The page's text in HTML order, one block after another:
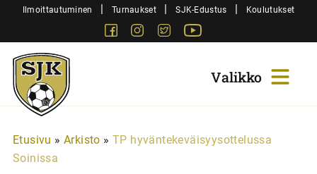
SiirryIlmoittautuminen | Turnaukset | SJK-Edustus | Koulutukset
FacebookInstagram
Twitter
Sjk-
Juniorit
Etusivu » Arkisto » TP hyväntekeväisyysottelussa
Soinissa